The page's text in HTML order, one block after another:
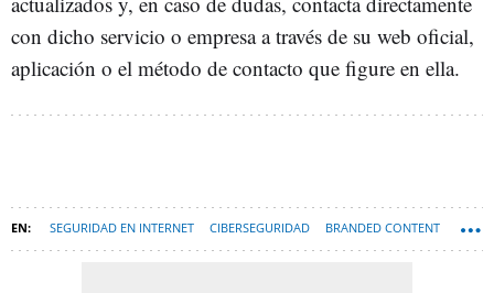
con dicho servicio o empresa a través de su web oficial,
aplicación o el método de contacto que figure en ella.
SEGURIDAD EN INTERNET CIBERSEGURIDAD BRANDED CONTENT